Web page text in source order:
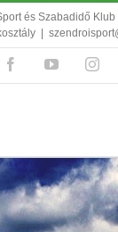
és Szabadidő
FacebookYouTube